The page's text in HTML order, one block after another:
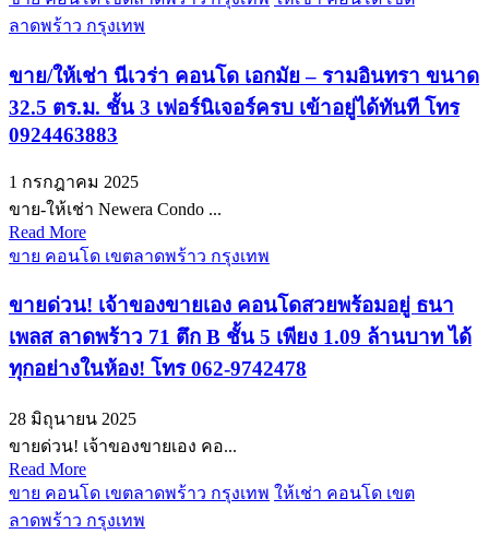
ลาดพร้าว กรุงเทพ
ขาย/ให้เช่า นีเวร่า คอนโด เอกมัย – รามอินทรา ขนาด
32.5 ตร.ม. ชั้น 3 เฟอร์นิเจอร์ครบ เข้าอยู่ได้ทันที โทร
0924463883
1 กรกฎาคม 2025
ขาย-ให้เช่า Newera Condo ...
Read More
ขาย คอนโด เขตลาดพร้าว กรุงเทพ
ขายด่วน! เจ้าของขายเอง คอนโดสวยพร้อมอยู่ ธนา
เพลส ลาดพร้าว 71 ตึก B ชั้น 5 เพียง 1.09 ล้านบาท ได้
ทุกอย่างในห้อง! โทร 062-9742478
28 มิถุนายน 2025
ขายด่วน! เจ้าของขายเอง คอ...
Read More
ขาย คอนโด เขตลาดพร้าว กรุงเทพ ให้เช่า คอนโด เขต
ลาดพร้าว กรุงเทพ